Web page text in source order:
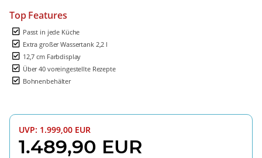
Top Features
Passt in jede Küche
Extra großer Wassertank 2,2 l
12,7 cm Farbdisplay
Über 40 voreingestellte Rezepte
Bohnenbehälter
UVP: 1.999,00 EUR
1.489,90 EUR